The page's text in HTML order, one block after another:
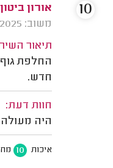
אורון
משוב: 17/09/2025
תיאור
החלפת
חדש.
חוות דעת:
היה
איכות 10
10